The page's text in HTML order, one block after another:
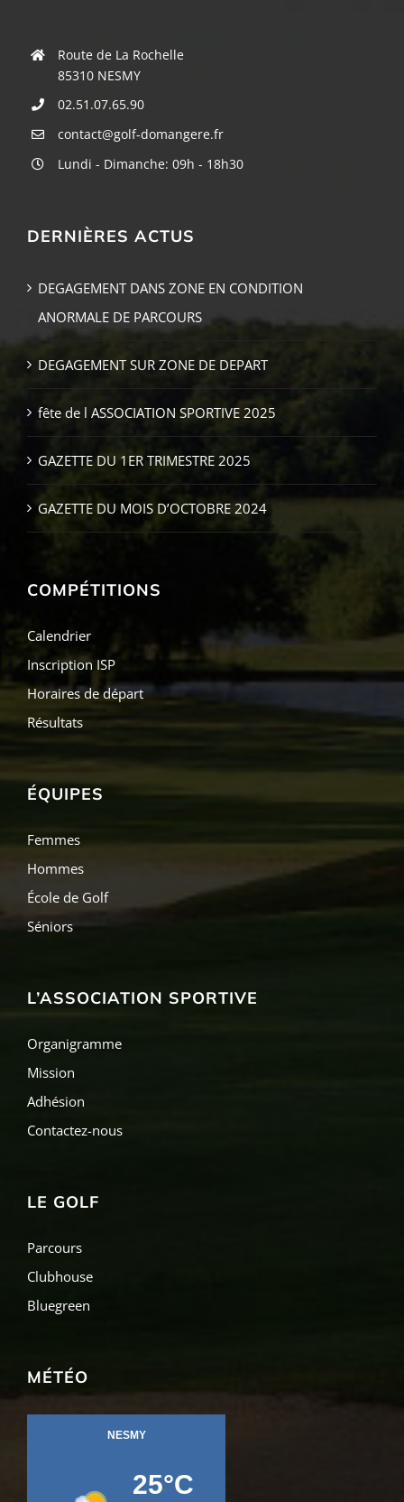
Route de La Rochelle
85310 NESMY
02.51.07.65.90
contact@golf-domangere.fr
Lundi - Dimanche: 09h - 18h30
DERNIÈRES ACTUS
DEGAGEMENT DANS ZONE EN CONDITION
ANORMALE DE PARCOURS
DEGAGEMENT SUR ZONE DE DEPART
fête de l ASSOCIATION SPORTIVE 2025
GAZETTE DU 1ER TRIMESTRE 2025
GAZETTE DU MOIS D’OCTOBRE 2024
COMPÉTITIONS
Calendrier
Inscription ISP
Horaires de départ
Résultats
ÉQUIPES
Femmes
Hommes
École de Golf
Séniors
L’ASSOCIATION SPORTIVE
Organigramme
Mission
Adhésion
Contactez-nous
LE GOLF
Parcours
Clubhouse
Bluegreen
MÉTÉO